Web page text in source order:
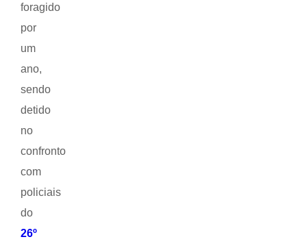
foragido
por
um
ano,
sendo
detido
no
confronto
com
policiais
do
26º